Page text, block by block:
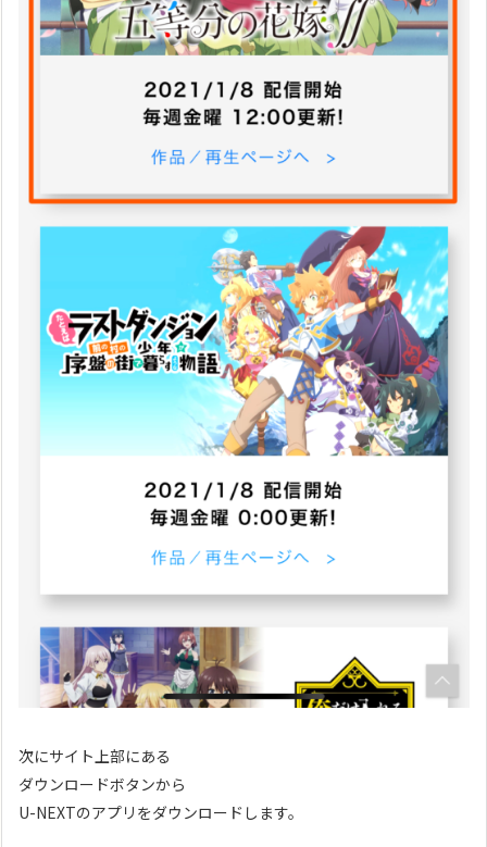
次にサイト上部にある
ダウンロードボタンから
U-NEXTのアプリをダウンロードします。